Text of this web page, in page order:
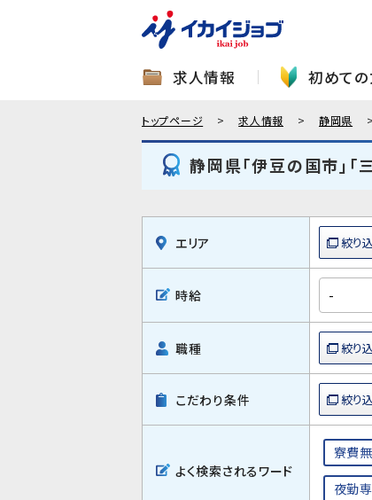
求人情報 初めて
トップページ 求人情報 静岡県
静岡県「伊豆の国市」
エリア
時給
職種
こだわり条件
よく検索されるワード
寮費
夜勤